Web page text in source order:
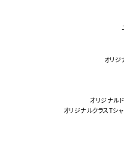
オリジ
オリジナル
オリジナルクラスTシ